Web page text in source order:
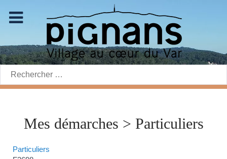
Rechercher:
Mes démarches > Particuliers
Particuliers